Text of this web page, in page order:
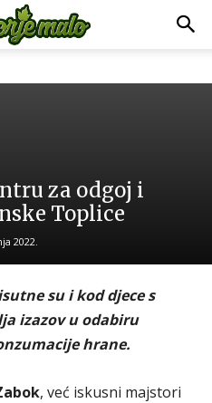
za odgoj i
Toplice
2022.
su i kod djece s
izazov u odabiru
hrane.
, već iskusni majstori